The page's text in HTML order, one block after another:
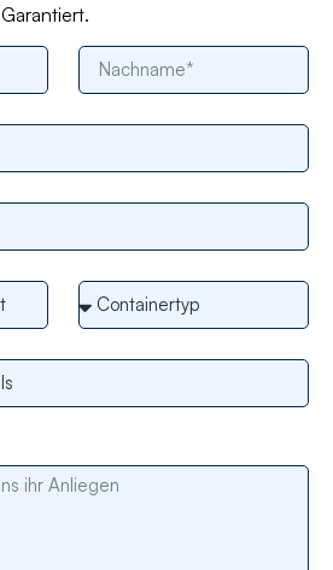
Garantiert.